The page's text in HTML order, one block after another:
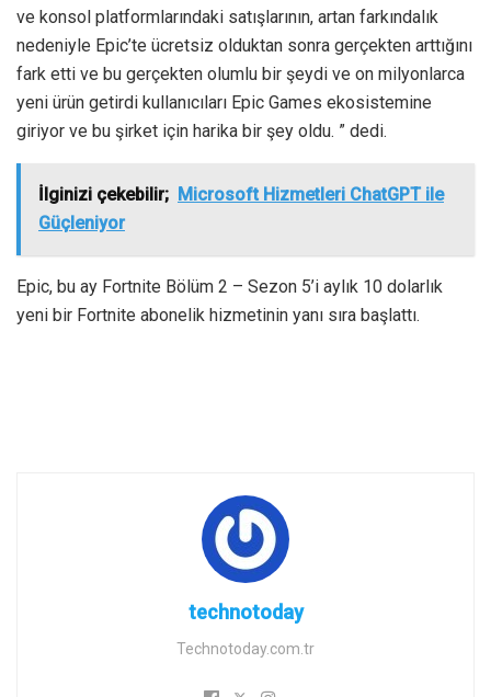
ve konsol platformlarındaki satışlarının, artan farkındalık
nedeniyle Epic’te ücretsiz olduktan sonra gerçekten arttığını
fark etti ve bu gerçekten olumlu bir şeydi ve on milyonlarca
yeni ürün getirdi kullanıcıları Epic Games ekosistemine
giriyor ve bu şirket için harika bir şey oldu. ” dedi.
İlginizi çekebilir; Microsoft Hizmetleri ChatGPT ile
Güçleniyor
Epic, bu ay Fortnite Bölüm 2 – Sezon 5’i aylık 10 dolarlık
yeni bir Fortnite abonelik hizmetinin yanı sıra başlattı.
technotoday
Technotoday.com.tr